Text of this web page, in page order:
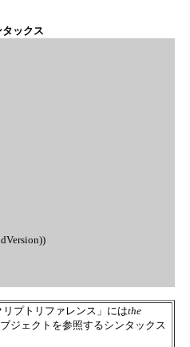
ックス
プトリファレンス」にはthe
ジェクトを参照するシンタックス